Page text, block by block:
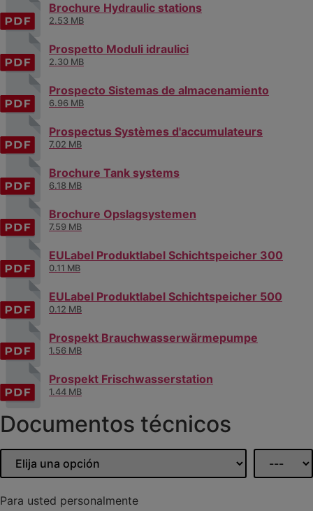
Brochure Hydraulic stations
2.53 MB
Prospetto Moduli idraulici
2.30 MB
Prospecto Sistemas de almacenamiento
6.96 MB
Prospectus Systèmes d'accumulateurs
7.02 MB
Brochure Tank systems
6.18 MB
Brochure Opslagsystemen
7.59 MB
EULabel Produktlabel Schichtspeicher 300
0.11 MB
EULabel Produktlabel Schichtspeicher 500
0.12 MB
Prospekt Brauchwasserwärmepumpe
1.56 MB
Prospekt Frischwasserstation
1.44 MB
Documentos técnicos
Para usted personalmente